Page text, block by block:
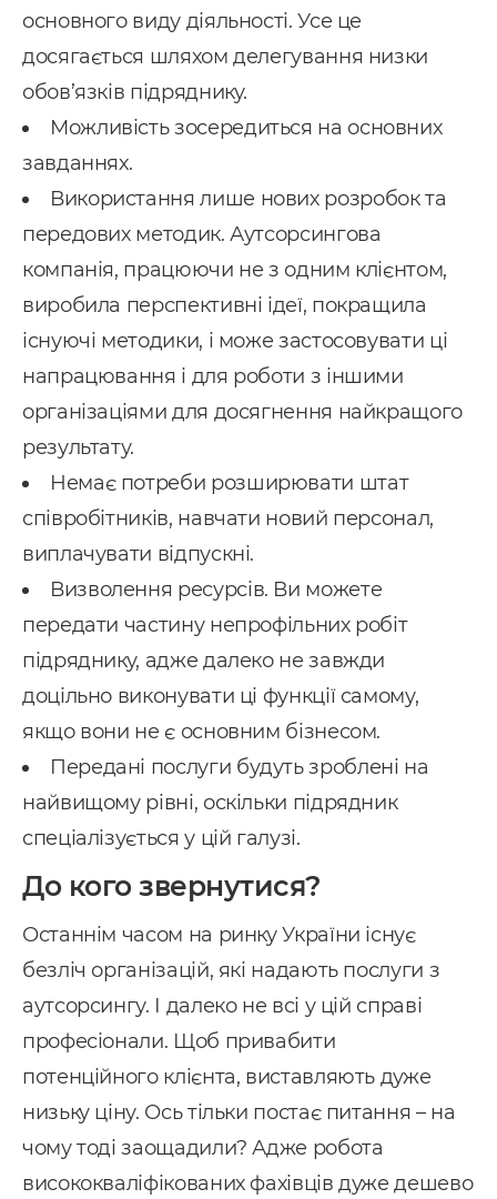
основного виду діяльності. Усе це
досягається шляхом делегування низки
обов’язків підряднику.
Можливість зосередиться на основних
завданнях.
Використання лише нових розробок та
передових методик. Аутсорсингова
компанія, працюючи не з одним клієнтом,
виробила перспективні ідеї, покращила
існуючі методики, і може застосовувати ці
напрацювання і для роботи з іншими
організаціями для досягнення найкращого
результату.
Немає потреби розширювати штат
співробітників, навчати новий персонал,
виплачувати відпускні.
Визволення ресурсів. Ви можете
передати частину непрофільних робіт
підряднику, адже далеко не завжди
доцільно виконувати ці функції самому,
якщо вони не є основним бізнесом.
Передані послуги будуть зроблені на
найвищому рівні, оскільки підрядник
спеціалізується у цій галузі.
До кого звернутися?
Останнім часом на ринку України існує
безліч організацій, які надають послуги з
аутсорсингу. І далеко не всі у цій справі
професіонали. Щоб привабити
потенційного клієнта, виставляють дуже
низьку ціну. Ось тільки постає питання – на
чому тоді заощадили? Адже робота
висококваліфікованих фахівців дуже дешево